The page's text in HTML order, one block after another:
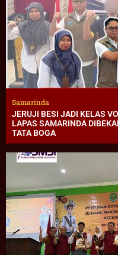
Samarinda
JERUJI BESI JADI KELAS
LAPAS SAMARINDA
TATA BOGA